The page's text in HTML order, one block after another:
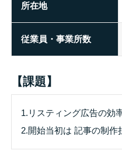
所在地
従業員・事業所数
【課題】
1.リスティング広告の効
2.開始当初は 記事の制作